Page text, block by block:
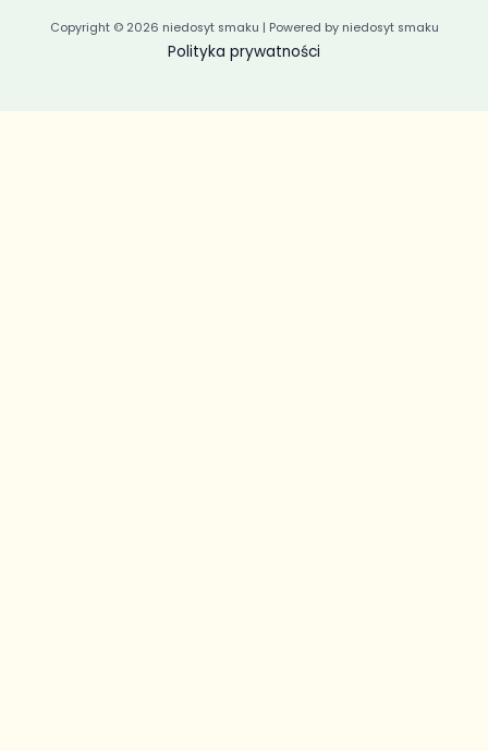
Copyright © 2026 niedosyt smaku | Powered by niedosyt smaku
Polityka prywatności